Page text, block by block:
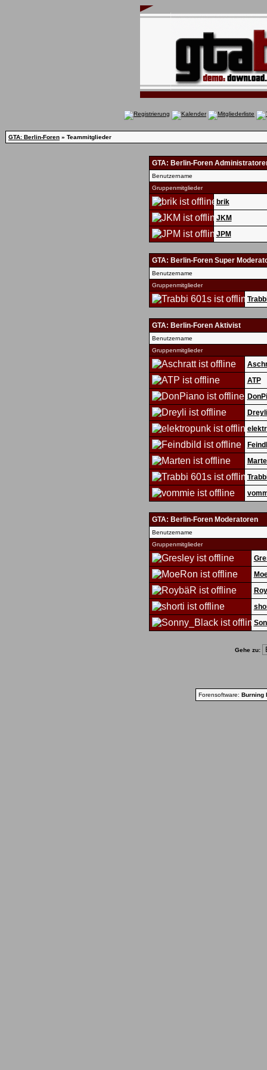
GTA: Berlin-Foren » Teammitglieder
GTA: Berlin-Foren
Benutzername
Gruppenmitglieder
brik
JKM
JPM
GTA: Berlin-Foren Super
Benutzername
Gruppenmitglieder
GTA: Berlin-Foren Aktivist
Benutzername
Gruppenmitglieder
ATP
Dreyli
GTA: Berlin-Foren Moderatoren
Benutzername
Gruppenmitglieder
Gehe zu:
Forensoftware: Burning